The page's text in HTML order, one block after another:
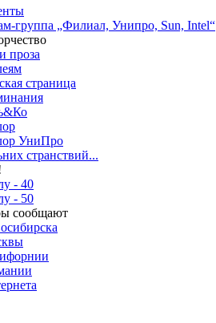
группа „Филиал, Унипро, Sun, Intel“
проза
страница
УниПро
странствий...
- 40
- 50
сообщают